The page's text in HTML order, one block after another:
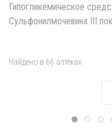
Гипогликемическое
Сульфонилмочевина III
Найдено в 66 аптеках